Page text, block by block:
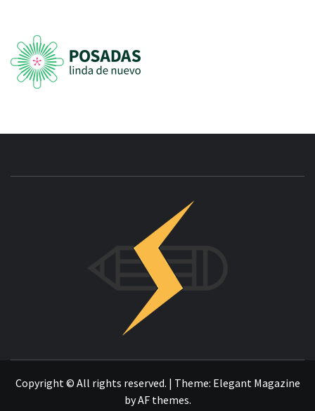
Copyright © All rights reserved. | Theme: Elegant Magazine
byAF themes.